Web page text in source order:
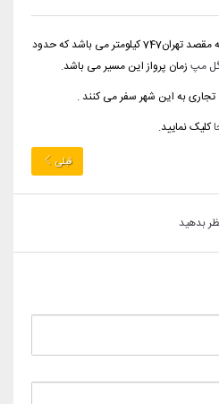
مسافت مسیر هوایی از مبدا بوشهر به مقصد تهران747 کیلومتر می باشد که حدود
مپ زمان پرواز این مسیر می باشد.
به این شهر سفر می کنند .
کلیک نمایید.
قبلی
بدهید